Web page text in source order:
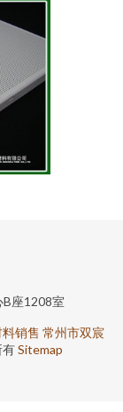
座1208室
销售 常州市双宸
有Sitemap